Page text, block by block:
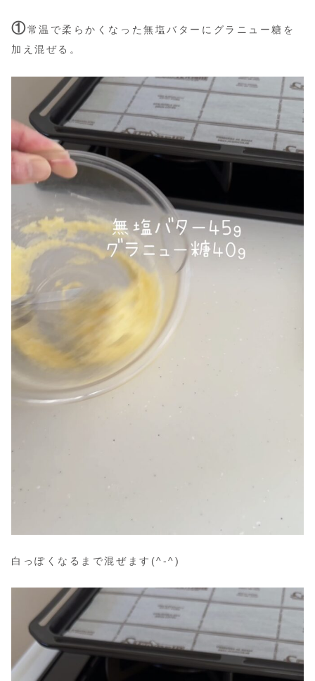
①常温で柔らかくなった無塩バターにグラニュー糖を
加え混ぜる。
白っぽくなるまで混ぜます(^-^)